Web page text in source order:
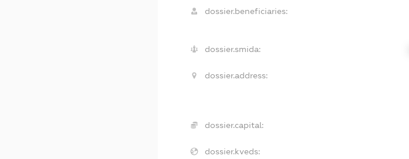
dossier.beneficiaries:
dossier.smida:
dossier.address:
dossier.capital:
dossier.kveds: